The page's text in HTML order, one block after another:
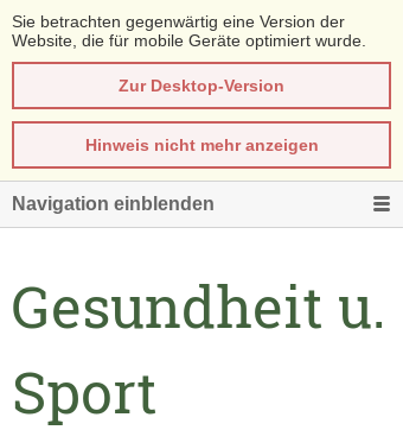
Sie betrachten gegenwärtig eine Version der
Website, die für mobile Geräte optimiert wurde.
Zur Desktop-Version
Hinweis nicht mehr anzeigen
Navigation einblenden
Gesundheit u.
Sport